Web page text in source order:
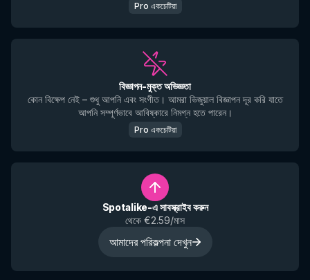
Pro একচেটিয়া
বিজ্ঞাপন-মুক্ত অভিজ্ঞতা
কোন বিক্ষেপ নেই – শুধু আপনি এবং সংগীত। আমরা ভিজুয়াল বিজ্ঞাপন দূর করি যাতে
আপনি সম্পূর্ণভাবে আবিষ্কারে নিমগ্ন হতে পারেন।
Pro একচেটিয়া
Spotalike-এ সাবস্ক্রাইব করুন
থেকে €2.59/মাস
আমাদের পরিকল্পনা দেখুন